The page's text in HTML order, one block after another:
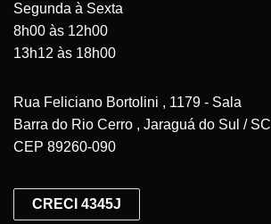
Segunda à Sexta
8h00 às 12h00
13h12 às 18h00
Rua Feliciano Bortolini , 1179 - Sala
Barra do Rio Cerro , Jaraguá do Sul / SC
CEP 89260-090
CRECI 4345J